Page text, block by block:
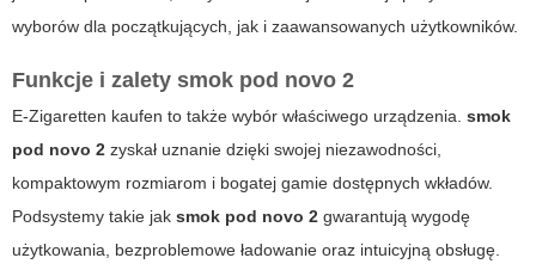
wyborów dla początkujących, jak i zaawansowanych użytkowników.
Funkcje i zalety smok pod novo 2
E-Zigaretten kaufen to także wybór właściwego urządzenia. smok
pod novo 2 zyskał uznanie dzięki swojej niezawodności,
kompaktowym rozmiarom i bogatej gamie dostępnych wkładów.
Podsystemy takie jak smok pod novo 2 gwarantują wygodę
użytkowania, bezproblemowe ładowanie oraz intuicyjną obsługę.